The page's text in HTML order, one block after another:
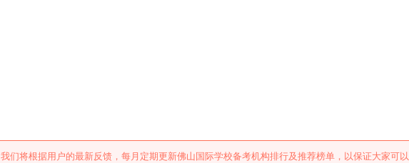
们将根据用户的最新反馈，每月定期更新佛山国际学校备考机构排行及推荐榜单，以保证大家可